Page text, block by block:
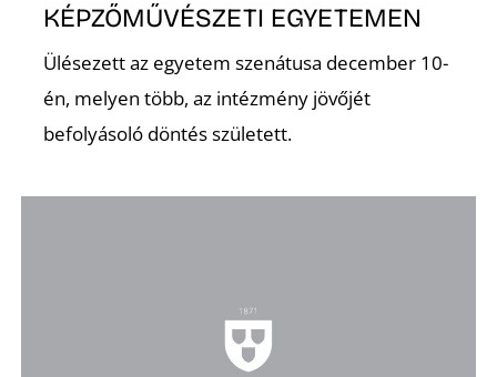
KÉPZŐMŰVÉSZETI EGYETEMEN
Ülésezett az egyetem szenátusa december 10-
én, melyen több, az intézmény jövőjét
befolyásoló döntés született.